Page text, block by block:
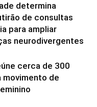
determina
de consultas
para ampliar
neurodivergentes
cerca de 300
movimento de